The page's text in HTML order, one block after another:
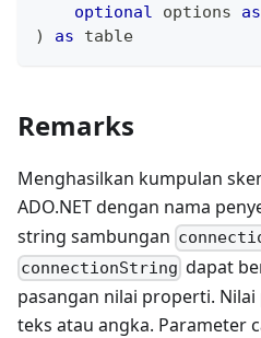
optional options as
)
as table
Remarks
Menghasilkan kumpulan
ADO.NET dengan nama
string sambungan
connectionString dapat
pasangan nilai properti.
teks atau angka. Parameter